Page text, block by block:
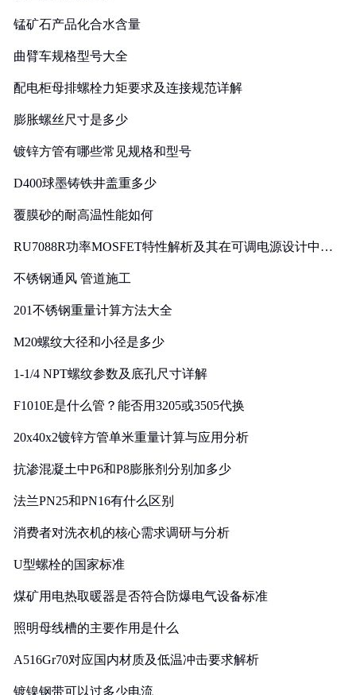
锰矿石产品化合水含量
曲臂车规格型号大全
配电柜母排螺栓力矩要求及连接规范详解
膨胀螺丝尺寸是多少
镀锌方管有哪些常见规格和型号
D400球墨铸铁井盖重多少
覆膜砂的耐高温性能如何
RU7088R功率MOSFET特性解析及其在可调电源设计中的
不锈钢通风 管道施工
201不锈钢重量计算方法大全
M20螺纹大径和小径是多少
1-1/4 NPT螺纹参数及底孔尺寸详解
F1010E是什么管？能否用3205或3505代换
20x40x2镀锌方管单米重量计算与应用分析
抗渗混凝土中P6和P8膨胀剂分别加多少
法兰PN25和PN16有什么区别
消费者对洗衣机的核心需求调研与分析
U型螺栓的国家标准
煤矿用电热取暖器是否符合防爆电气设备标准
照明母线槽的主要作用是什么
A516Gr70对应国内材质及低温冲击要求解析
镀镍钢带可以过多少电流